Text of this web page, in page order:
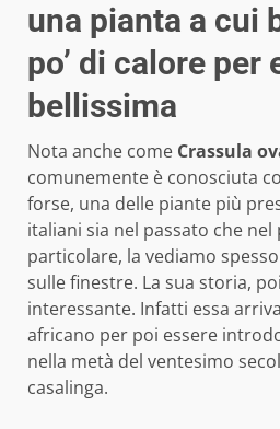
una pianta a cui
po’ di calore per
bellissima
Nota anche come Crassula
comunemente è conosciuta
forse, una delle piante più
italiani sia nel passato che
particolare, la vediamo
sulle finestre. La sua storia,
interessante. Infatti essa
africano per poi essere
nella metà del ventesimo
casalinga.